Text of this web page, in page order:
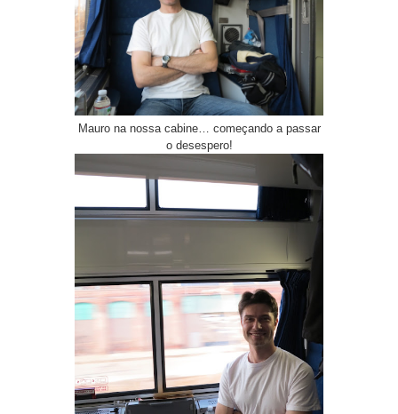
Mauro na nossa cabine… começando a passar
o desespero!